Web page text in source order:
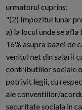
urmatorul cuprins:
"(2) Impozitul lunar
a) la locul unde se
16% asupra bazei de
venitul net din salarii
contributiilor sociale
potrivit legii, cu
ale conventiilor/
securitate sociala in